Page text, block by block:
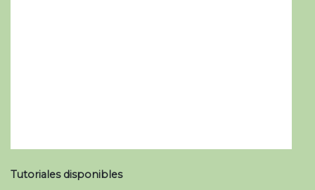
Tutoriales disponibles